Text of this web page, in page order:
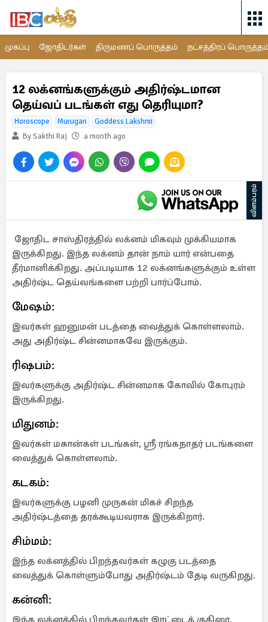
முகப்பு ஜோதிடர்கள் திருமணப் பொருத்தம் நட்சத்திரப்
12 லக்னங்களுக்கும் அதிர்ஷ்டமான
தெய்வப் படங்கள் எது தெரியுமா?
Horoscope Murugan
Goddess Lakshmi
By Sakthi Raj
a month ago
விளம்பரம்
ஜோதிட சாஸ்திரத்தில் லக்னம் மிகவும் முக்கியமாக
இருக்கிறது. இந்த லக்னம் தான் நாம் யார் என்பதை
தீர்மானிக்கிறது. அப்படியாக 12 லக்னங்களுக்கும் உள்ள
அதிர்ஷ்ட தெய்வங்களை பற்றி பார்ப்போம்.
மேஷம்:
இவர்கள் ஹனுமன் படத்தை வைத்துக் கொள்ளலாம்.
அது அதிர்ஷ்ட சின்னமாகவே இருக்கும்.
ரிஷபம்:
இவர்களுக்கு அதிர்ஷ்ட சின்னமாக கோவில் கோபுரம்
இருக்கிறது.
மிதுனம்:
இவர்கள் மகான்கள் படங்கள், ஸ்ரீ ரங்கநாதர் படங்களை
வைத்துக் கொள்ளலாம்.
கடகம்:
இவர்களுக்கு பழனி முருகன் மிகச் சிறந்த
அதிர்ஷ்டத்தை தரக்கூடியவராக இருக்கிறார்.
சிம்மம்:
இந்த லக்னத்தில் பிறந்தவர்கள் கழுகு படத்தை
வைத்துக் கொள்ளும்போது அதிர்ஷ்டம் தேடி வருகிறது.
கன்னி:
இந்த லக்னத்தில் பிறந்தவர்கள் இரட்டைக் குதிரை,